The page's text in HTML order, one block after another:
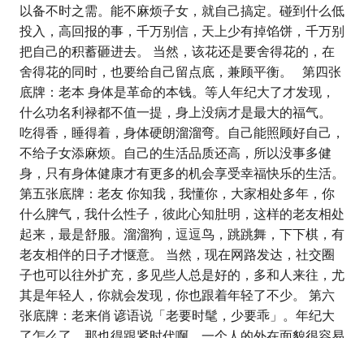
以备不时之需。能不麻烦子女，就自己搞定。碰到什么低
投入，高回报的事，千万别信，天上少有掉馅饼，千万别
把自己的积蓄砸进去。 当然，该花还是要舍得花的，在
舍得花的同时，也要给自己留点底，兼顾平衡。 第四张
底牌：老本 身体是革命的本钱。等人年纪大了才发现，
什么功名利禄都不值一提，身上没病才是最大的福气。
吃得香，睡得着，身体硬朗溜溜弯。自己能照顾好自己，
不给子女添麻烦。自己的生活品质还高，所以没事多健
身，只有身体健康才有更多的机会享受幸福快乐的生活。
第五张底牌：老友 你知我，我懂你，大家相处多年，你
什么脾气，我什么性子，彼此心知肚明，这样的老友相处
起来，最是舒服。溜溜狗，逗逗鸟，跳跳舞，下下棋，有
老友相伴的日子才惬意。 当然，现在网路发达，社交圈
子也可以往外扩充，多见些人总是好的，多和人来往，尤
其是年轻人，你就会发现，你也跟着年轻了不少。 第六
张底牌：老来俏 谚语说「老要时髦，少要乖」。年纪大